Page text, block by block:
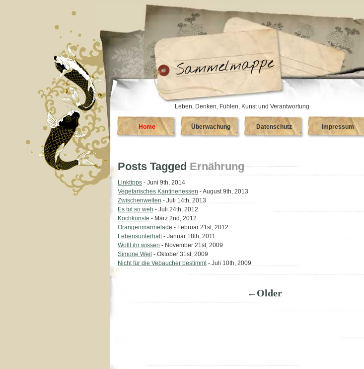
Leben, Denken, Fühlen, Kunst und Verantwortung
Home Überwachung Datenschutz Impressum
Posts Tagged Ernährung
Linktipps - Juni 9th, 2014
Vegetarisches Kantinenessen - August 9th, 2013
Zwischenwelten - Juli 14th, 2013
Es tut so weh - Juli 24th, 2012
Kochkünste - März 2nd, 2012
Orangenmarmelade - Februar 21st, 2012
Lebensunterhalt- Januar 18th, 2011
Wollt ihr wissen - November 21st, 2009
Simone Weil - Oktober 31st, 2009
Nicht für die Vebaucher bestimmt- Juli 10th, 2009
←Older